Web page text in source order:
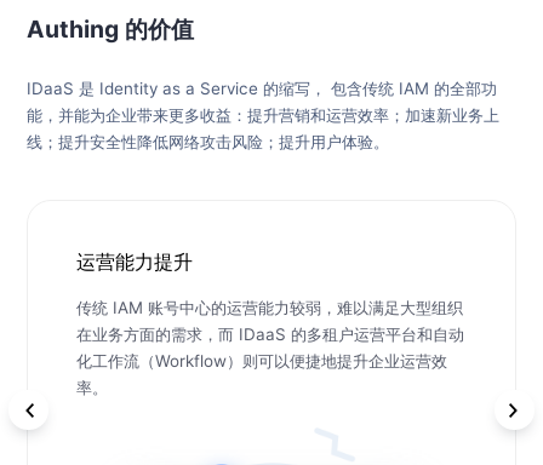
Authing 的价值
IDaaS 是 Identity as a Service 的缩写， 包含传统 IAM 的全部功
能，并能为企业带来更多收益：提升营销和运营效率；加速新业务上
线；提升安全性降低网络攻击风险；提升用户体验。
运营能力提升
传统 IAM 账号中心的运营能力较弱，难以满足大型组织
在业务方面的需求，而 IDaaS 的多租户运营平台和自动
化工作流（Workflow）则可以便捷地提升企业运营效
率。